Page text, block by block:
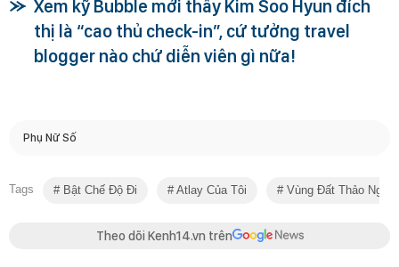
Xem kỹ Bubble mới thấy Kim Soo Hyun đích
thị là “cao thủ check-in”, cứ tưởng travel
blogger nào chứ diễn viên gì nữa!
Phụ Nữ Số
Tags Bật Chế Độ Đi Atlay Của Tôi Vùng Đất Thảo
Theo dõi Kenh14.vn trên